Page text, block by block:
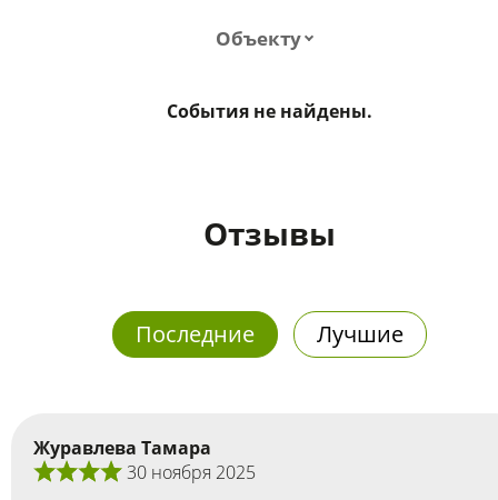
Объекту
События не найдены.
Отзывы
Последние Лучшие
Журавлева Тамара
30 ноября 2025